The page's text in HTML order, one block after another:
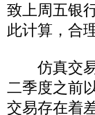
致上周五银
此计算，合
仿真交易
二季度之前
交易存在着